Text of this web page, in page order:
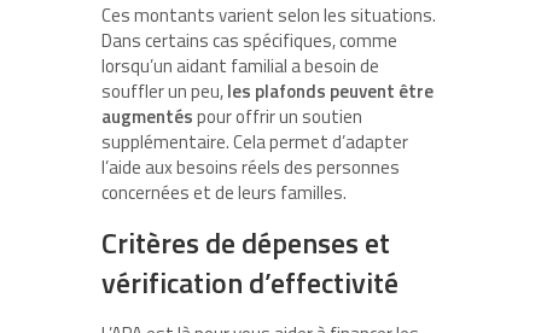
Ces montants varient selon les situations.
Dans certains cas spécifiques, comme
lorsqu’un aidant familial a besoin de
souffler un peu,les plafonds peuvent être
augmentéspour offrir un soutien
supplémentaire. Cela permet d’adapter
l’aide aux besoins réels des personnes
concernées et de leurs familles.
Critères de dépenses et
vérification d’effectivité